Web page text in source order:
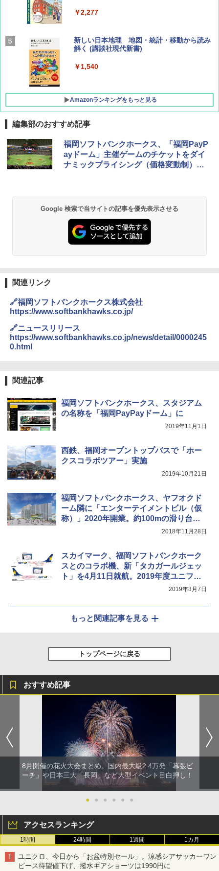
AIRLINE（エアライン）2026年9月号【特
集】ボーイング110周年を祝して！
￥1,760
￥2,277
新しい日本地理 地図・統計・移動から読み
解く (講談社現代新書)
￥1,540
Amazonランキングをもっと見る
[キャンパーズコレクション 山善] ポップアッ
プテント 傘みたいに広げて畳める パッとサ
ッとサンシェード キューブ フルクローズ メ
ッシュ 簡単設置 ワンタッチテント キャンプ
PYKES PEAK (パイクスピーク) 着替えテン
ト プライバシー テント 【中が透けない】 1
人用 折りたたみ 防災グッズ 災害用トイレ ビ
ーチ ピクニック ポップアップテント 携帯 簡
ENDLESS BASE 《めざましテレビで紹介》
テント ワンタッチ RENEW 幅200 2-3人用 43
500002(88859)
￥5,999
￥9,990
広げるだけ パッとサッとテント キューブワ
イド ブラックコーティング フルクローズ メ
ッシュ 4人用 簡単設置 ポップアップテント P
ATCW-150B エクルベージュ
熊撃退スプレー 熊よけスプレー 熊スプレー
【日本企業販売】超強力クマ対策スプレー 30
0ml（連続噴射30秒）110ml（連続噴射15
秒）射程5～10m 安全ロック搭載 携帯収納袋
送
GRANDOOR ステンレス保冷剤 2個セット 2
BUNDOK(バンドック)ソロ ドーム 1 EX BDK
-08EX カーキ ソロキャンプ ポリエステル フ
￥-
￥6,459
USB充電式 高精度 超長距離照射 長時間使用
可能 安全ロック付き 高安全性 金属製耐久 コ
ンパクト多機能設計 持ち運び便利 アウトド
ア/オフィス/教育現場/展示会用 緑
編集部のおすすめ記事
福岡ソフトバンクホークス、「福岡PayP
ayドーム」主催ゲームのチケットをダイ
ナミックプライシング（価格変動制）
Google 検索で当サイトの記事を優先表示させる
関連リンク
🔗福岡ソフトバンクホークス株式会社
https://www.softbankhawks.co.jp/
🔗ニュースリリース
https://www.softbankhawks.co.jp/news/detail/0000245
0.html
関連記事
福岡ソフトバンクホークス、スタジアム
の名称を「福岡PayPayドーム」に
2019年11月1日
西鉄、福岡オープントップバスで「ホー
クスコラボツアー」実施
2019年10月21日
福岡ソフトバンクホークス、ヤフオクド
ーム隣に「エンターテイメントビル（仮
称）」2020年開業。約100mの滑り台や
「HKT48劇場」「王貞治ベースボールミ
2018年11月28日
スカイマーク、福岡ソフトバンクホーク
スとのコラボ機、新「タカガールジェッ
ト」を4月11日就航。2019年度ユニフォ
2019年3月7日
もっと関連記事を見る
トップページに戻る
おすすめ記事
8月開催の花火大会まとめ。国内最大級2.4万発「幕張ビ
ーチ」や日本三大「長岡」など大型イベント目白押し！
● ● ● ● ● ●
アクセスランキング
1時間 24時間 1週間 1カ月
ユニクロ、今日から「お盆特別セール」。涼感シアサッカーワン
ピース待望値下げ、撥水ギアショーツは1990円に